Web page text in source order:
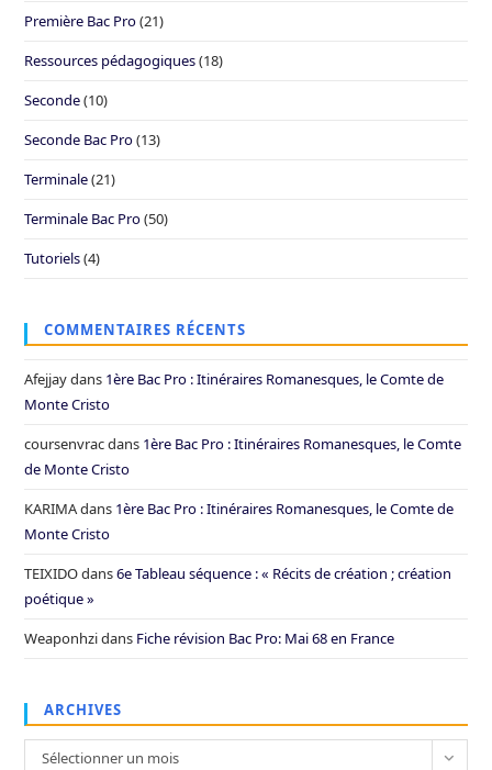
Première Bac Pro(21)
Ressources pédagogiques(18)
Seconde(10)
Seconde Bac Pro(13)
Terminale(21)
Terminale Bac Pro(50)
Tutoriels(4)
COMMENTAIRES RÉCENTS
Afejjaydans 1ère Bac Pro : Itinéraires Romanesques, le Comte de
Monte Cristo
coursenvracdans 1ère Bac Pro : Itinéraires Romanesques, le Comte
de Monte Cristo
KARIMAdans 1ère Bac Pro : Itinéraires Romanesques, le Comte de
Monte Cristo
TEIXIDOdans6e Tableau séquence : « Récits de création ; création
poétique »
Weaponhzidans Fiche révision Bac Pro: Mai 68 en France
ARCHIVES
Archives
Sélectionner un mois